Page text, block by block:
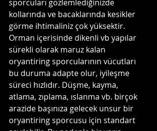
sporcuları gözlemlediğinizde
kollarında ve bacaklarında kesikler
görme ihtimaliniz çok yüksektir.
Orman içerisinde dikenli vb yapılar
sürekli olarak maruz kalan
oryantiring sporcularının vücutları
bu duruma adapte olur, iyileşme
süreci hızlıdır. Düşme, kayma,
atlama, zıplama, ıslanma vb. birçok
arazide başınıza gelecek unsur bir
oryantiring sporcusu için standart